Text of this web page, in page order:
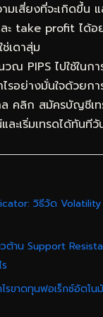
มเสี่ยงที่จะเกิดขึ้น
take profit ได้อย่
เดาสุ่ม
ณ PIPS ไปใช้ในกา
รอย่างมั่นใจด้วยก
ล คลิก สมัครบัญชีเ
ละเริ่มเทรดได้ทันที
วิธีวัด
วต้าน Support
รขาดทุนฟอเร็กซ์อัตโ